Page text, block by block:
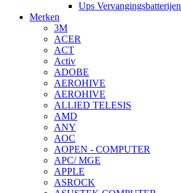
Ups Vervangingsbatterijen
Merken
3M
ACER
ACT
Activ
ADOBE
AEROHIVE
AEROHIVE
ALLIED TELESIS
AMD
ANY
AOC
AOPEN - COMPUTER
APC/ MGE
APPLE
ASROCK